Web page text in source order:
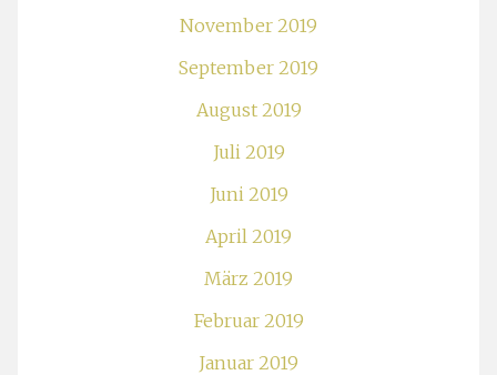
November 2019
September 2019
August 2019
Juli 2019
Juni 2019
April 2019
März 2019
Februar 2019
Januar 2019